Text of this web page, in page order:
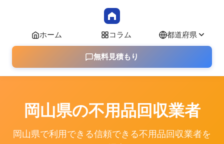
ホーム コラム 都道府県
無料見積もり
岡山県の不用品回収業者
岡山県で利用できる信頼できる不用品回収業者を